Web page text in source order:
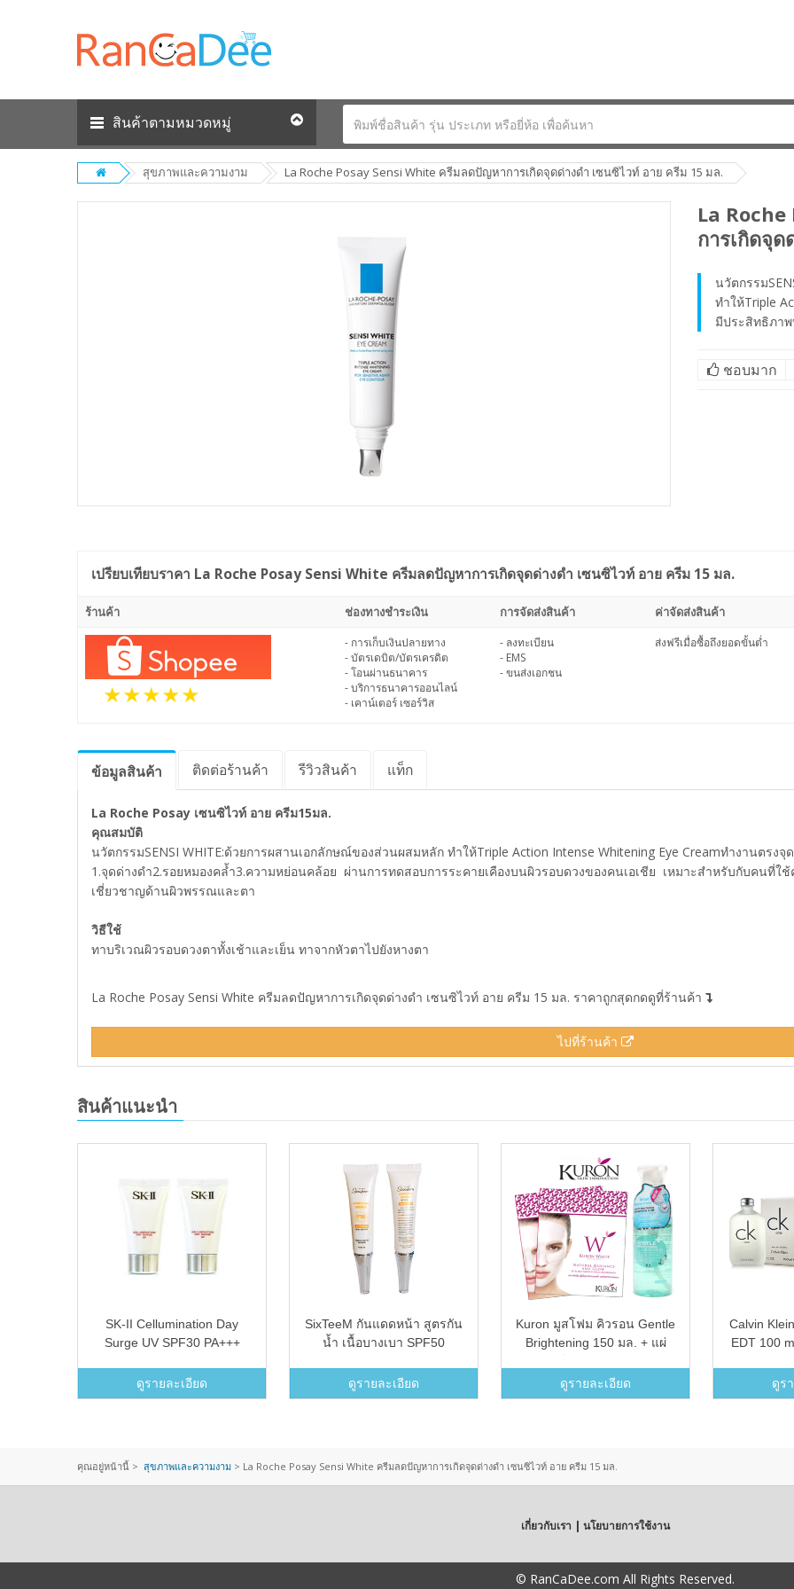
สินค้าตามหมวดหมู่
สุขภาพและความงาม La Roche Posay Sensi White ครีมลดปัญหาการเกิดจุดด่างดำ เซนซิไวท์ อาย ครีม 15 มล.
La
การเกิดจุ
นวัตกรรม
ทำให้Triple
มีประสิทธิภา
ชอบมาก
เปรียบเทียบราคา La Roche Posay Sensi White ครีมลดปัญหาการเกิดจุดด่างดำ เซนซิไวท์ อาย ครีม 15 มล.
ร้านค้า ช่องทางชำระเงิน การจัดส่งสินค้า ค่าจัดส่งสินค้า
- การเก็บเงินปลายทาง
- บัตรเดบิต/บัตรเครดิต
- โอนผ่านธนาคาร
- บริการธนาคารออนไลน์
- เคาน์เตอร์ เซอร์วิส
- ลงทะเบียน
- EMS
- ขนส่งเอกชน
ส่งฟรีเมื่อซื้อถึงยอดขั้นต่ำ
ข้อมูลสินค้า ติดต่อร้านค้า รีวิวสินค้า แท็ก
La Roche Posay เซนซิไวท์ อาย ครีม15มล.
คุณสมบัติ
นวัตกรรมSENSI WHITE:ด้วยการผสานเอกลักษณ์ของส่วนผสมหลัก ทำให้Triple Action Intense Whitening Eye Creamทำงานตร
1.จุดด่างดำ2.รอยหมองคล้ำ3.ความหย่อนคล้อย  ผ่านการทดสอบการระคายเคืองบนผิวรอบดวงของคนเอเชีย  เหมาะสำหรับกับคนที่
เชี่ยวชาญด้านผิวพรรณและตา
วิธีใช้
ทาบริเวณผิวรอบดวงตาทั้งเช้าและเย็น ทาจากหัวตาไปยังหางตา
La Roche Posay Sensi White ครีมลดปัญหาการเกิดจุดด่างดำ เซนซิไวท์ อาย ครีม 15 มล. ราคาถูกสุดกดดูที่ร้านค้า
ไปที่ร้านค้า
สินค้าแนะนำ
SK-II Cellumination Day
Surge UV SPF30 PA+++
ดูรายละเอียด
SixTeeM กันแดดหน้า สูตรกัน
น้ำ เนื้อบางเบา SPF50
ดูรายละเอียด
Kuron มูสโฟม คิวรอน Gentle
Brightening 150 มล. + แผ่
Crystal Mask (แพ็ค 2 ชิ้น)
ดูรายละเอียด
Calvin
EDT 100
ดูร
คุณอยู่หน้านี้ > สุขภาพและความงาม > La Roche Posay Sensi White ครีมลดปัญหาการเกิดจุดด่างดำ เซนซิไวท์ อาย ครีม 15 มล.
เกี่ยวกับเรา | นโยบายการใช้งาน
© RanCaDee.com All Rights Reserved.